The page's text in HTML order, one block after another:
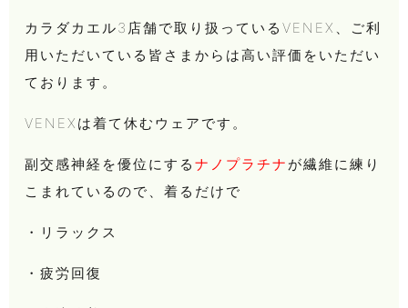
カラダカエル3店舗で取り扱っているVENEX、ご利
用いただいている皆さまからは高い評価をいただい
ております。
VENEXは着て休むウェアです。
副交感神経を優位にするナノプラチナ が繊維に練り
こまれているので、着るだけで
・リラックス
・疲労回復